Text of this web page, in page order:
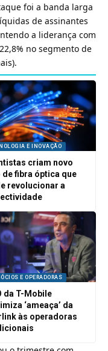
foi a banda larga
de assinantes
a liderança com
no segmento de
E INOVAÇÃO
criam novo
de fibra óptica que
revolucionar a
E OPERADORAS
da T-Mobile
‘ameaça’ da
às operadoras